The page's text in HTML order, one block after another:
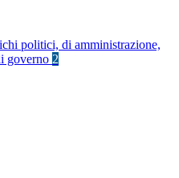
politici, di amministrazione,
governo 2